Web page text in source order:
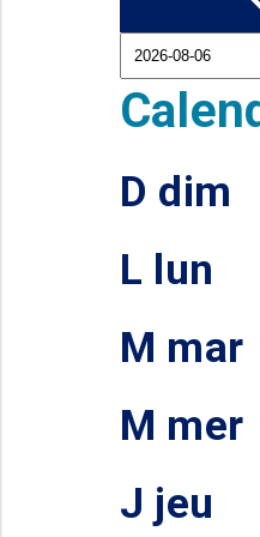
D dim
L lun
M mar
M mer
J jeu